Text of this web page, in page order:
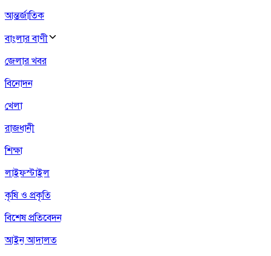
আন্তর্জাতিক
বাংলার বাণী
জেলার খবর
বিনোদন
খেলা
রাজধানী
শিক্ষা
লাইফস্টাইল
কৃষি ও প্রকৃতি
বিশেষ প্রতিবেদন
আইন আদালত